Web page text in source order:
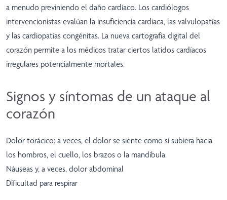
a menudo previniendo el daño cardíaco. Los cardiólogos
intervencionistas evalúan la insuficiencia cardiaca, las valvulopatías
y las cardiopatías congénitas. La nueva cartografía digital del
corazón permite a los médicos tratar ciertos latidos cardíacos
irregulares potencialmente mortales.
Signos y síntomas de un ataque al
corazón
Dolor torácico: a veces, el dolor se siente como si subiera hacia
los hombros, el cuello, los brazos o la mandíbula.
Náuseas y, a veces, dolor abdominal
Dificultad para respirar